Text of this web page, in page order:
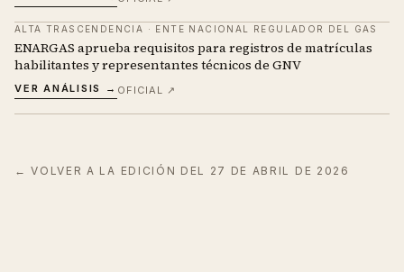
ALTA TRASCENDENCIA · ENTE NACIONAL REGULADOR DEL GAS
ENARGAS aprueba requisitos para registros de matrículas
habilitantes y representantes técnicos de GNV
VER ANÁLISIS → OFICIAL ↗
← VOLVER A LA EDICIÓN DEL 27 DE ABRIL DE 2026